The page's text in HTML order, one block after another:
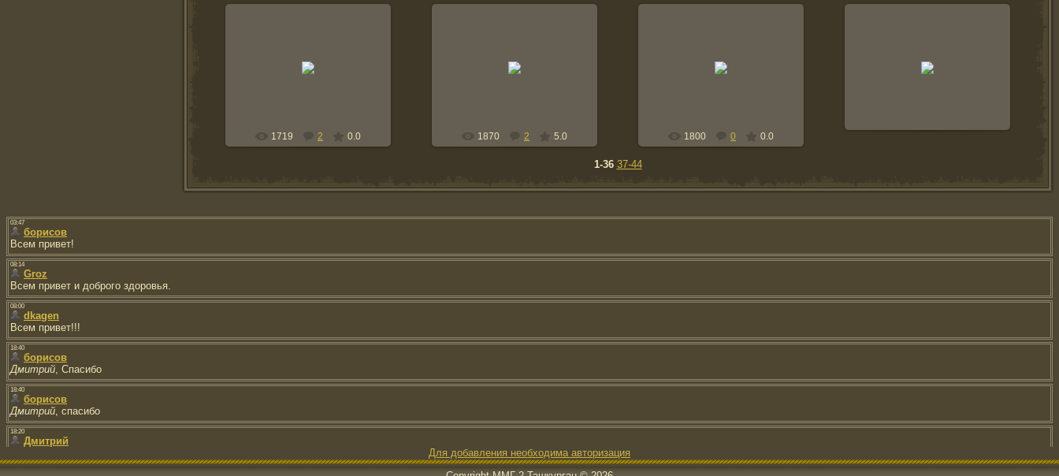
Фариаб, недалеко от Меймене.
Слева Андрей Решетов, справа
1719 2 0.0
Андрей Чемоданов сидит, кто
1870 2 5.0
второй слева Андрей Решетов, 3-
1800 0 0.0
1987 Ташкурган
1-36 37-44
Для добавления необходима авторизация